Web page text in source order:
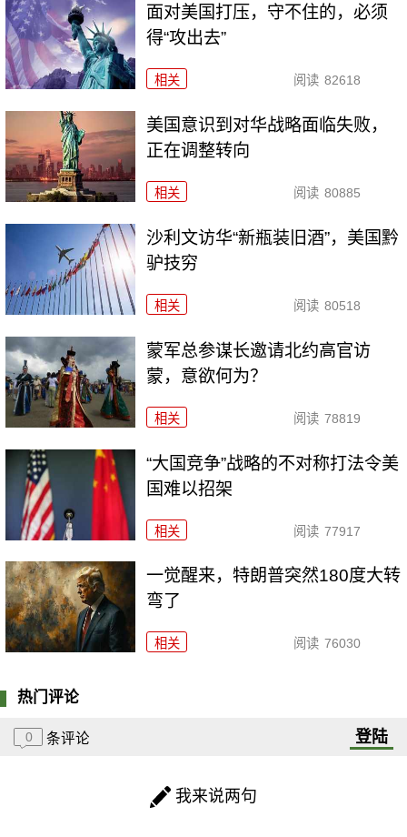
面对美国打压，守不住的，必须
得“攻出去”
相关 阅读 82618
美国意识到对华战略面临失败，
正在调整转向
相关 阅读 80885
沙利文访华“新瓶装旧酒”，美国黔
驴技穷
相关 阅读 80518
​蒙军总参谋长邀请北约高官访
蒙，意欲何为？
相关 阅读 78819
“大国竞争”战略的不对称打法令美
国难以招架
相关 阅读 77917
一觉醒来，特朗普突然180度大转
弯了
相关 阅读 76030
热门评论
0 条评论 登陆
我来说两句